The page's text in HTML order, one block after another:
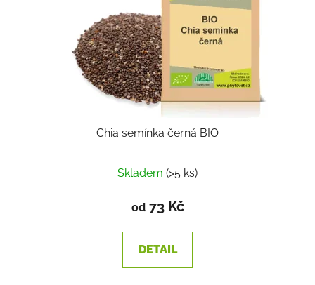
Chia semínka černá BIO
Skladem (>5 ks)
od73 Kč
DETAIL